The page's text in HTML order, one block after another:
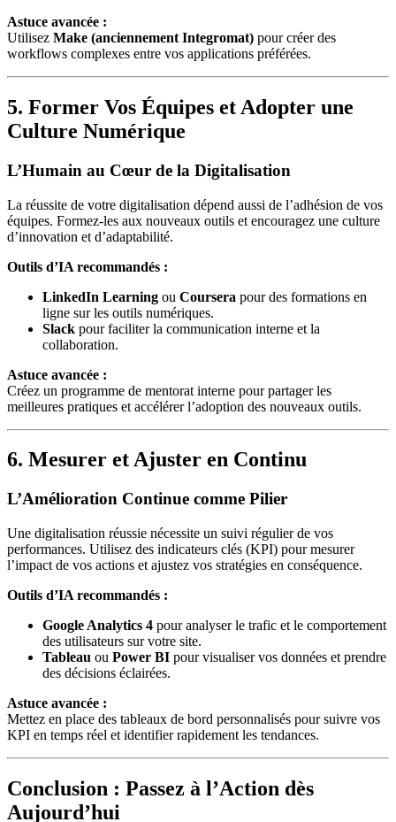
Astuce avancée :
Utilisez Make (anciennement Integromat) pour créer des
workflows complexes entre vos applications préférées.
5. Former Vos Équipes et Adopter une
Culture Numérique
L’Humain au Cœur de la Digitalisation
La réussite de votre digitalisation dépend aussi de l’adhésion de vos
équipes. Formez-les aux nouveaux outils et encouragez une culture
d’innovation et d’adaptabilité.
Outils d’IA recommandés :
LinkedIn Learning ou Coursera pour des formations en
ligne sur les outils numériques.
Slack pour faciliter la communication interne et la
collaboration.
Astuce avancée :
Créez un programme de mentorat interne pour partager les
meilleures pratiques et accélérer l’adoption des nouveaux outils.
6. Mesurer et Ajuster en Continu
L’Amélioration Continue comme Pilier
Une digitalisation réussie nécessite un suivi régulier de vos
performances. Utilisez des indicateurs clés (KPI) pour mesurer
l’impact de vos actions et ajustez vos stratégies en conséquence.
Outils d’IA recommandés :
Google Analytics 4 pour analyser le trafic et le comportement
des utilisateurs sur votre site.
Tableau ou Power BI pour visualiser vos données et prendre
des décisions éclairées.
Astuce avancée :
Mettez en place des tableaux de bord personnalisés pour suivre vos
KPI en temps réel et identifier rapidement les tendances.
Conclusion : Passez à l’Action dès
Aujourd’hui